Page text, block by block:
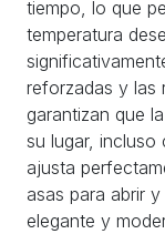
tiempo, lo que
temperatura
reforzadas y las
garantizan que
su lugar,
ajusta
asas para abrir
elegante y